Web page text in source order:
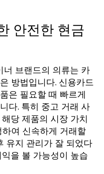
안전한 현금
너 브랜드의 의류는 카
방법입니다. 신용카드
은 필요할 때 빠르게
다. 특히 중고 거래 사
당 제품의 시장 가치
여 신속하게 거래할
유지 관리가 잘 되었다
을 볼 가능성이 높습